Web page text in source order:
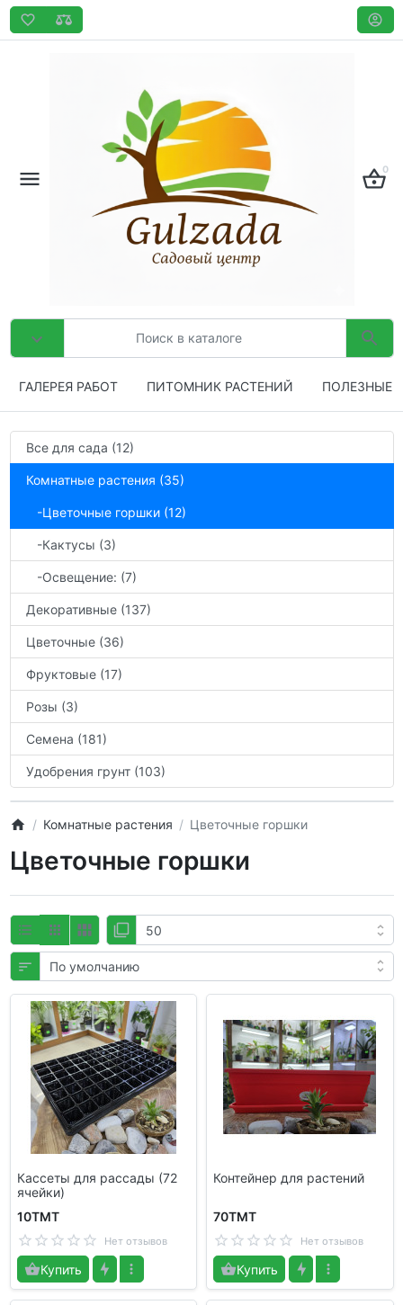
0
ГАЛЕРЕЯ РАБОТ ПИТОМНИК РАСТЕНИЙ ПОЛЕЗНЫЕ
Все для сада (12)
Комнатные растения (35)
-Цветочные горшки (12)
-Кактусы (3)
-Освещение: (7)
Декоративные (137)
Цветочные (36)
Фруктовые (17)
Розы (3)
Семена (181)
Удобрения грунт (103)
Комнатные растения Цветочные горшки
Цветочные горшки
Кассеты для рассады (72
ячейки)
10TMT
Нет отзывов
Купить
Контейнер для растений
70TMT
Нет отзывов
Купить